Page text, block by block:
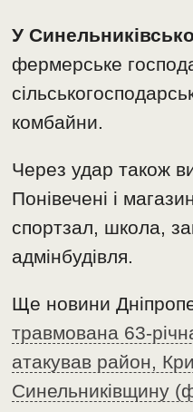
У
фермерське
комбайни.
Через удар також
Понівечені і
спортзал, школа,
адмінбудівля.
Ще новини
травмована 63-
атакував район,
Синельниківщину